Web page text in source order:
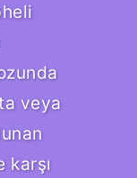
veya
karşı